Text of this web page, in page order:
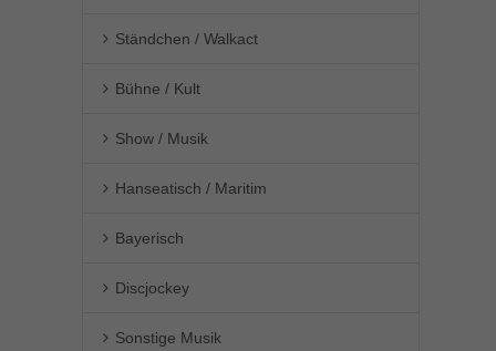
Ständchen / Walkact
Bühne / Kult
Show / Musik
Hanseatisch / Maritim
Bayerisch
Discjockey
Sonstige Musik